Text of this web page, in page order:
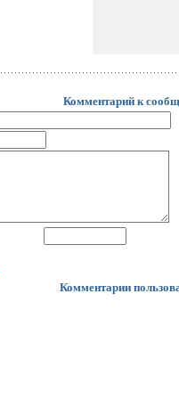
Комментарий к
Комментарии